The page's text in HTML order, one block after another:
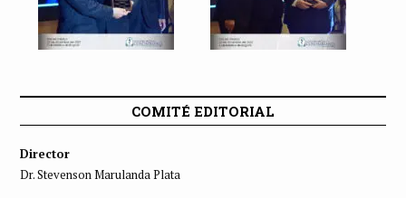
COMITÉ EDITORIAL
Director
Dr. Stevenson Marulanda Plata